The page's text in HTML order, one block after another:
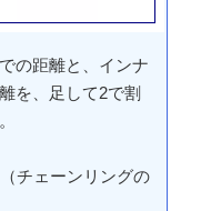
の距離と、インナ
を、足して2で割
チェーンリングの